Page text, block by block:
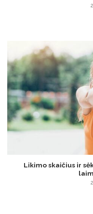
Likimo skaičius ir